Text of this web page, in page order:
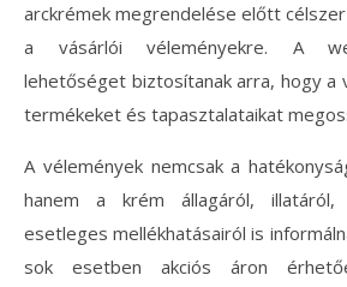
arckrémek megrendelése előtt
a vásárlói véleményekre. A
lehetőséget biztosítanak arra, hogy a
termékeket és tapasztalataikat
A vélemények nemcsak a
hanem a krém állagáról, illatáról,
esetleges mellékhatásairól is
sok esetben akciós áron